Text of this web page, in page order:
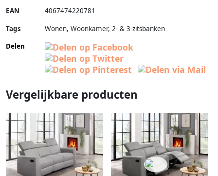
EAN 4067474220781
Tags
Wonen, Woonkamer, 2- & 3-zitsbanken
Delen
Vergelijkbare producten